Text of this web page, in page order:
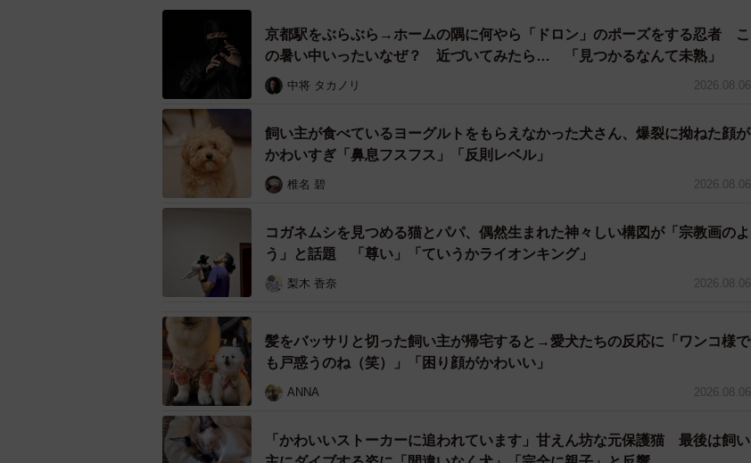
京都駅をぶらぶら→ホームの隅に何やら「ドロン」のポーズをする忍者 こ
の暑い中いったいなぜ？ 近づいてみたら… 「見つかるなんて未熟」
中将 タカノリ 2026.08.06
飼い主が食べているヨーグルトをもらえなかった犬さん、爆裂に拗ねた顔が
かわいすぎ「鼻息フスフス」「反則レベル」
椎名 碧 2026.08.06
コガネムシを見つめる猫とパパ、偶然生まれた神々しい構図が「宗教画のよ
う」と話題 「尊い」「ていうかライオンキング」
梨木 香奈 2026.08.06
髪をバッサリと切った飼い主が帰宅すると→愛犬たちの反応に「ワンコ様で
も戸惑うのね（笑）」「困り顔がかわいい」
ANNA 2026.08.06
「かわいいストーカーに追われています」甘えん坊な元保護猫 最後は飼い